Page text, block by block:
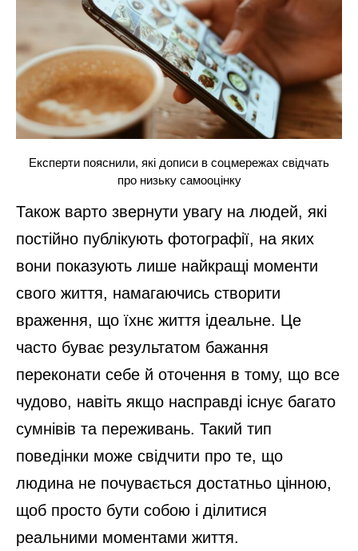
Експерти пояснили, які дописи в соцмережах свідчать
про низьку самооцінку
Також варто звернути увагу на людей, які
постійно публікують фотографії, на яких
вони показують лише найкращі моменти
свого життя, намагаючись створити
враження, що їхнє життя ідеальне. Це
часто буває результатом бажання
переконати себе й оточення в тому, що все
чудово, навіть якщо насправді існує багато
сумнівів та переживань. Такий тип
поведінки може свідчити про те, що
людина не почувається достатньо цінною,
щоб просто бути собою і ділитися
реальними моментами життя.